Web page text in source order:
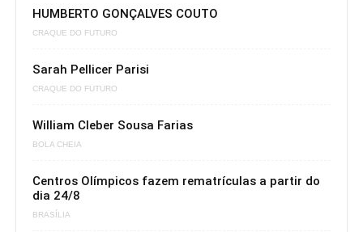
HUMBERTO GONÇALVES COUTO
CRAQUE DO FUTURO
Sarah Pellicer Parisi
CRAQUE DO FUTURO
William Cleber Sousa Farias
BOLA CHEIA
Centros Olímpicos fazem rematrículas a partir do
dia 24/8
BRASÍLIA